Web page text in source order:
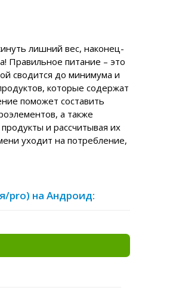
лишний вес, наконец-
Правильное питание – это
сводится до минимума и
которые содержат
поможет составить
а также
и рассчитывая их
уходит на потребление,
pro) на Андроид: